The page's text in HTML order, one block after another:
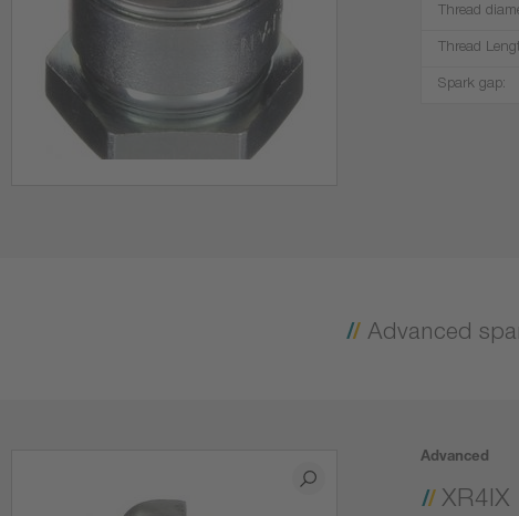
Thread
Thread
Spark gap:
Advanced
Advanced
XR4IX